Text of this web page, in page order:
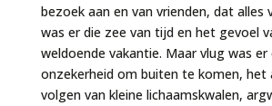
bezoek aan en van vrienden, dat alles
was er die zee van tijd en het gevoel
weldoende vakantie. Maar vlug was er
onzekerheid om buiten te komen, het
volgen van kleine lichaamskwalen,